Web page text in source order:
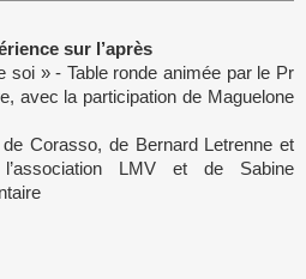
sur l’après
soi » - Table ronde animée par le Pr
avec la participation de Maguelone
Corasso, de Bernard Letrenne et
LMV et de Sabine